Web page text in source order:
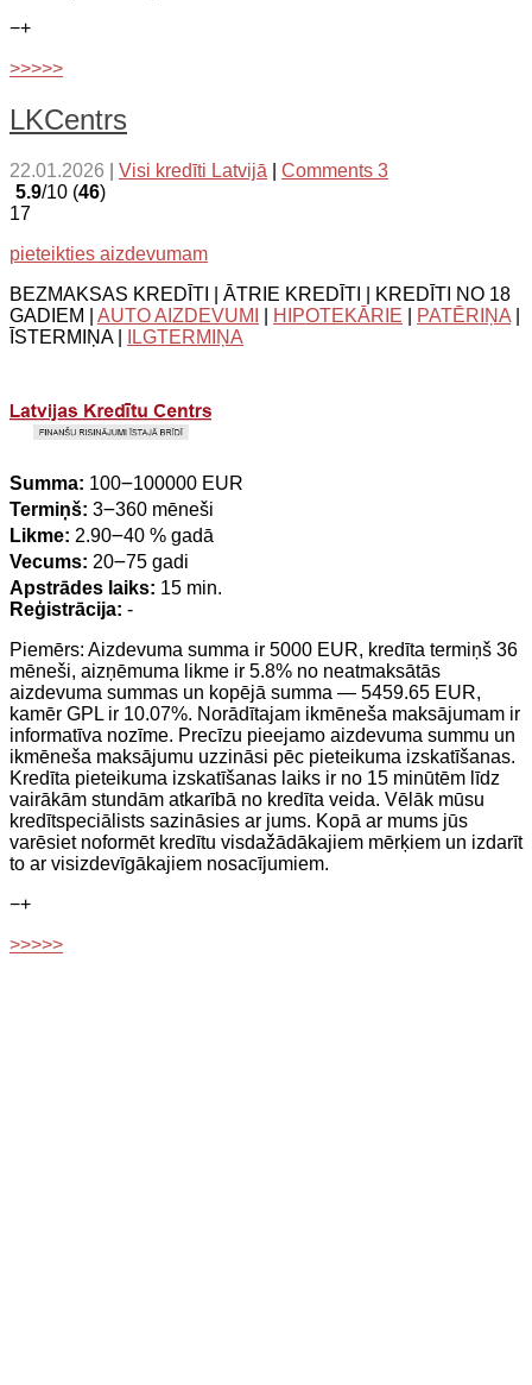
−+
>>>>>
LKCentrs
22.01.2026 Visi kredīti Latvijā
Comments 3
5.9/10 (46)
17
pieteikties aizdevumam
BEZMAKSAS KREDĪTI | ĀTRIE KREDĪTI | KREDĪTI NO 18
GADIEM | AUTO AIZDEVUMI HIPOTEKĀRIE PATĒRIŅA
ĪSTERMIŅA |
ILGTERMIŅA
Summa: 100౼100000 EUR
Termiņš: 3౼360 mēneši
Likme: 2.90౼40 % gadā
Vecums: 20౼75 gadi
Apstrādes laiks: 15 min.
Reģistrācija: -
Piemērs: Aizdevuma summa ir 5000 EUR, kredīta termiņš 36
mēneši, aizņēmuma likme ir 5.8% no neatmaksātās
aizdevuma summas un kopējā summa — 5459.65 EUR,
kamēr GPL ir 10.07%. Norādītajam ikmēneša maksājumam ir
informatīva nozīme. Precīzu pieejamo aizdevuma summu un
ikmēneša maksājumu uzzināsi pēc pieteikuma izskatīšanas.
Kredīta pieteikuma izskatīšanas laiks ir no 15 minūtēm līdz
vairākām stundām atkarībā no kredīta veida. Vēlāk mūsu
kredītspeciālists sazināsies ar jums. Kopā ar mums jūs
varēsiet noformēt kredītu visdažādākajiem mērķiem un izdarīt
to ar visizdevīgākajiem nosacījumiem.
−+
>>>>>